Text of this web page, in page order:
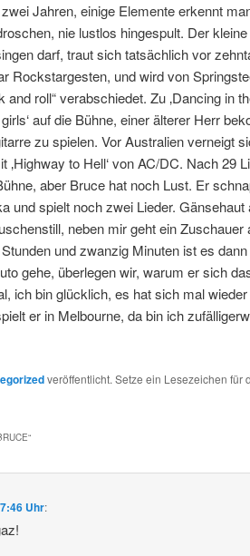
Jahren, einige Elemente erkennt
nie lustlos hingespult. Der
darf, traut sich tatsächlich vor
Rockstargesten, und wird von
roll“ verabschiedet. Zu ‚Dancing in
auf die Bühne, einer älterer Herr
zu spielen. Vor Australien verneigt
to Hell‘ von AC/DC. Nach 29
aber Bruce hat noch Lust. Er
und spielt noch zwei Lieder. Gänsehaut
neben mir geht ein Zuschauer
und zwanzig Minuten ist es
gehe, überlegen wir, warum er sich
ich bin glücklich, es hat sich mal wieder
er in Melbourne, da bin ich
veröffentlicht. Setze ein Lesezeichen für
“
Uhr: